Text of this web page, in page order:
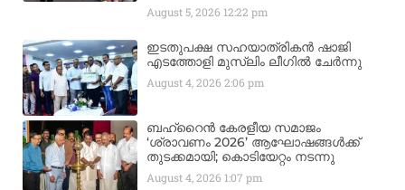
August 5, 2026 12:22 pm
ഇടതുപക്ഷ സഹയാത്രികൻ ഷാജി
എടത്തോളി മുസ്‌ലിം ലീഗിൽ ചേർന്നു
August 4, 20262:06 pm
ബഹ്‌റൈൻ കേരളീയ സമാജം
‘ശ്രാവണം 2026’ ആഘോഷങ്ങൾക്ക്
തുടക്കമായി; കൊടിയേറ്റം നടന്നു
August 4, 2026 1:07 pm